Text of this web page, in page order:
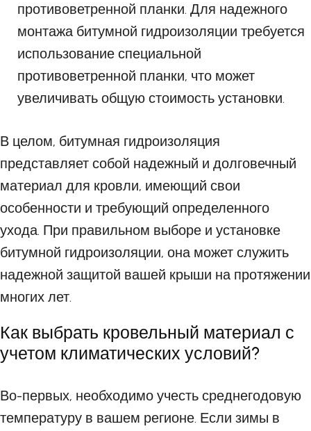
противоветренной планки. Для надежного
монтажа битумной гидроизоляции требуется
использование специальной
противоветренной планки, что может
увеличивать общую стоимость установки.
В целом, битумная гидроизоляция
представляет собой надежный и долговечный
материал для кровли, имеющий свои
особенности и требующий определенного
ухода. При правильном выборе и установке
битумной гидроизоляции, она может служить
надежной защитой вашей крыши на протяжении
многих лет.
Как выбрать кровельный материал с
учетом климатических условий?
Во-первых, необходимо учесть среднегодовую
температуру в вашем регионе. Если зимы в